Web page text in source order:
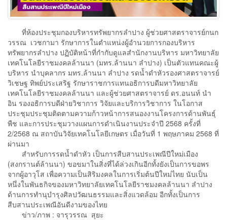
ที่ห้องประชุมกองบริหารทรัพยากรลำปาง ผู้ช่วยศาสตราจารย์กนก
วรรณ เวชกามา รักษาการในตำแหน่งผู้อำนวยการกองบริหาร
ทรัพยากรลำปาง ปฏิบัติหน้าที่กำกับดูแลสำนักงานบริหาร มหาวิทยาลัย
เทคโนโลยีราชมงคลล้านนา (มทร.ล้านนา ลำปาง) เป็นตัวแทนคณะผู้
บริหาร นำบุคลากร มทร.ล้านนา ลำปาง รดน้ำดำหัวรองศาสตราจารย์
วิเชษฐ ทิพย์ประเสริฐ รักษาราชการแทนอธิการบดีมหาวิทยาลัย
เทคโนโลยีราชมงคลล้านนา และผู้ช่วยศาสตราจารย์ ดร.อนนท์ นำ
อิน รองอธิการบดีฝ่ายวิชาการ วิจัยและบริการวิชาการ ในโอกาส
ประชุมประชุมติดตามความก้าวหน้าการสนองงานโครงการด้านพันธุ์
พืช และการประชุมวางแผนการดำเนินงานประจำปี 2568 ครั้งที่
2/2568 ณ สถาบันวิจัยเทคโนโลยีเกษตร เมื่อวันที่ 1 พฤษภาคม 2568 ที่
ผ่านมา
สำหรับการรดน้ำดำหัว เป็นการสืบสานประเพณีปีใหม่เมือง
(สงกรานต์ล้านนา) ขอขมาในสิ่งที่ได้ล่วงเกินอีกทั้งยังเป็นการขอพร
จากผู้อาวุโส เพื่อความเป็นสิริมงคลในการเริ่มต้นปีใหม่ไทย นับเป็น
หนึ่งในพันธกิจของมหาวิทยาลัยเทคโนโลยีราชมงคลล้านนา ลำปาง
ด้านการทำนุบำรุงศิลปวัฒนธรรมและสิ่งแวดล้อม อีกทั้งเป็นการ
สืบสานประเพณีอันดีงามของไทย
ข่าว/ภาพ : จารุวรรณ สุยะ